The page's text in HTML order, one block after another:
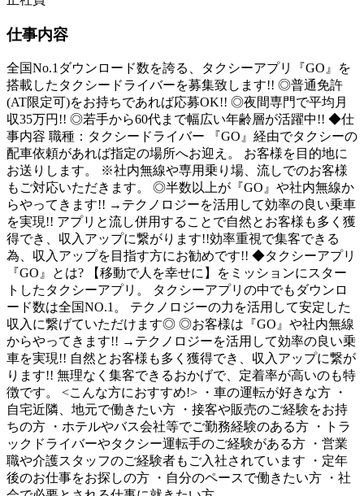
仕事内容
全国No.1ダウンロード数を誇る、タクシーアプリ『GO』を
搭載したタクシードライバーを募集致します!! ◎普通免許
(AT限定可)をお持ちであれば応募OK!! ◎夜間専門で平均月
収35万円!! ◎若手から60代まで幅広い年齢層が活躍中!! ◆仕
事内容 職種：タクシードライバー 『GO』経由でタクシーの
配車依頼があれば指定の場所へお迎え。 お客様を目的地に
お送りします。 ※社内無線や専用乗り場、流しでのお客様
もご対応いただきます。 ◎半数以上が『GO』や社内無線か
らやってきます!! →テクノロジーを活用して効率の良い乗車
を実現!! アプリと流し併用することで自然とお客様も多く獲
得でき、収入アップに繋がります!!効率重視で集客できる
為、収入アップを目指す方にお勧めです!! ◆タクシーアプリ
『GO』とは? 【移動で人を幸せに】をミッションにスター
トしたタクシーアプリ。 タクシーアプリの中でもダウンロ
ード数は全国NO.1。 テクノロジーの力を活用して安定した
収入に繋げていただけます◎ ◎お客様は『GO』や社内無線
からやってきます!! →テクノロジーを活用して効率の良い乗
車を実現!! 自然とお客様も多く獲得でき、収入アップに繋が
ります!! 無理なく集客できるおかげで、定着率が高いのも特
徴です。 <こんな方におすすめ!> ・車の運転が好きな方 ・
自宅近隣、地元で働きたい方 ・接客や販売のご経験をお持
ちの方 ・ホテルやバス会社等でご勤務経験のある方 ・トラ
ックドライバーやタクシー運転手のご経験がある方 ・営業
職や介護スタッフのご経験者もご入社されています ・定年
後のお仕事をお探しの方 ・自分のペースで働きたい方 ・社